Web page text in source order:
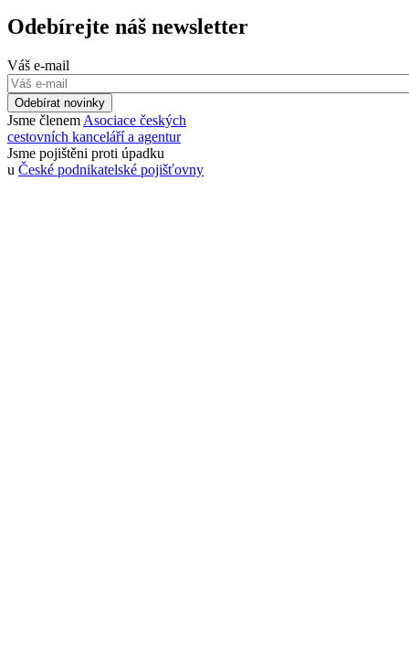
Odebírejte náš newsletter
Váš e-mail
Odebírat novinky
Jsme členem Asociace českých
cestovních kanceláří a agentur
Jsme pojištěni proti úpadku
u České podnikatelské pojišťovny